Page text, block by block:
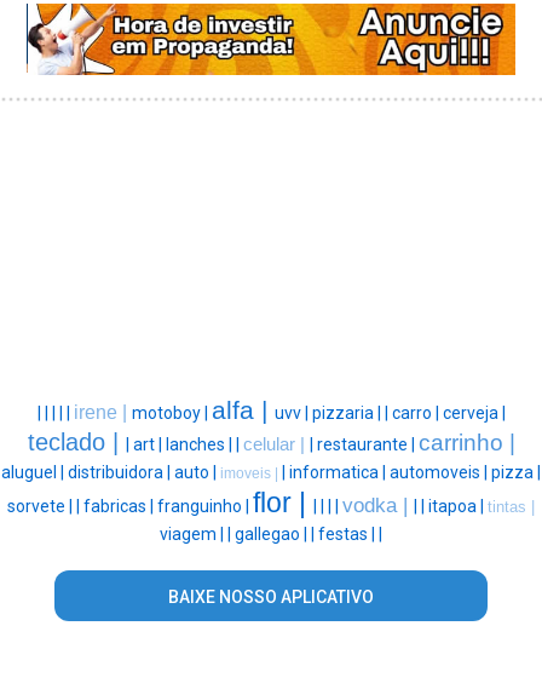
irene | motoboy | alfa | uvv | pizzaria | carro | cerveja |
teclado | art | lanches | celular | restaurante | carrinho |
aluguel | distribuidora | auto | imoveis | informatica | automoveis | pizza |
sorvete |
fabricas | franguinho | flor | vodka | itapoa | tintas |
viagem | gallegao | festas |
BAIXE NOSSO APLICATIVO